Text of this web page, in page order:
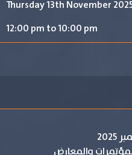
Thursday 13th November
12:00 pm to 10:00 pm
والمعارض